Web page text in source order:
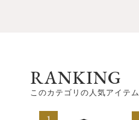
RANKING
このカテゴリの人気アイテム